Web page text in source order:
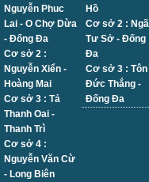
Nguyễn Phuc
Lai - O Chợ Dừa
- Đống Đa
Cơ sở 2 :
Nguyễn Xiển -
Hoàng Mai
Cơ sở 3 : Tả
Thanh Oai -
Thanh Trì
Cơ sở 4 :
Nguyễn Văn Cừ
- Long Biên
Hồ
Cơ sở 2 : Ngã
Tư Sở - Đống
Đa
Cơ sở 3 : Tôn
Đức Thắng -
Đống Đa